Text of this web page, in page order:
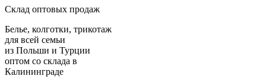
Склад оптовых продаж
Белье, колготки, трикотаж
для всей семьи
из Польши и Турции
оптом со склада в
Калининграде